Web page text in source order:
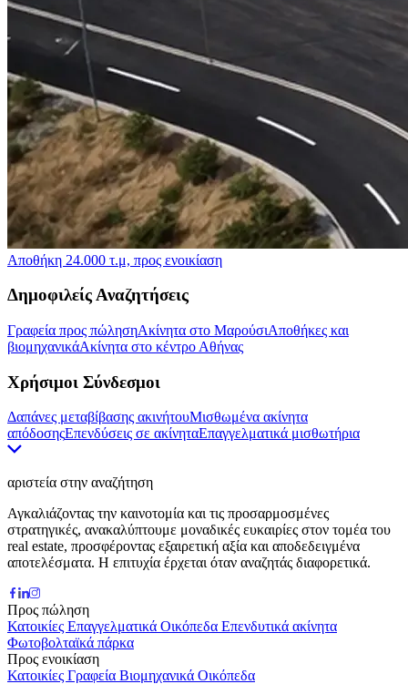
Αποθήκη 24.000 τ.μ, προς ενοικίαση
Δημοφιλείς Αναζητήσεις
Γραφεία προς πώλησηΑκίνητα στο ΜαρούσιΑποθήκες και
βιομηχανικάΑκίνητα στο κέντρο Αθήνας
Χρήσιμοι Σύνδεσμοι
Δαπάνες μεταβίβασης ακινήτουΜισθωμένα ακίνητα
απόδοσηςΕπενδύσεις σε ακίνηταΕπαγγελματικά μισθωτήρια
αριστεία στην αναζήτηση
Αγκαλιάζοντας την καινοτομία και τις προσαρμοσμένες
στρατηγικές, ανακαλύπτουμε μοναδικές ευκαιρίες στον τομέα του
real estate, προσφέροντας εξαιρετική αξία και αποδεδειγμένα
αποτελέσματα. Η επιτυχία έρχεται όταν αναζητάς διαφορετικά.
Προς πώληση
Κατοικίες Επαγγελματικά Οικόπεδα Επενδυτικά ακίνητα
Φωτοβολταϊκά πάρκα
Προς ενοικίαση
Κατοικίες Γραφεία Βιομηχανικά Οικόπεδα